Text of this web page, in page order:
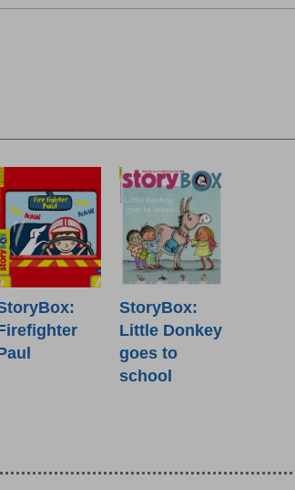
StoryBox:
Little Donkey
goes to
school